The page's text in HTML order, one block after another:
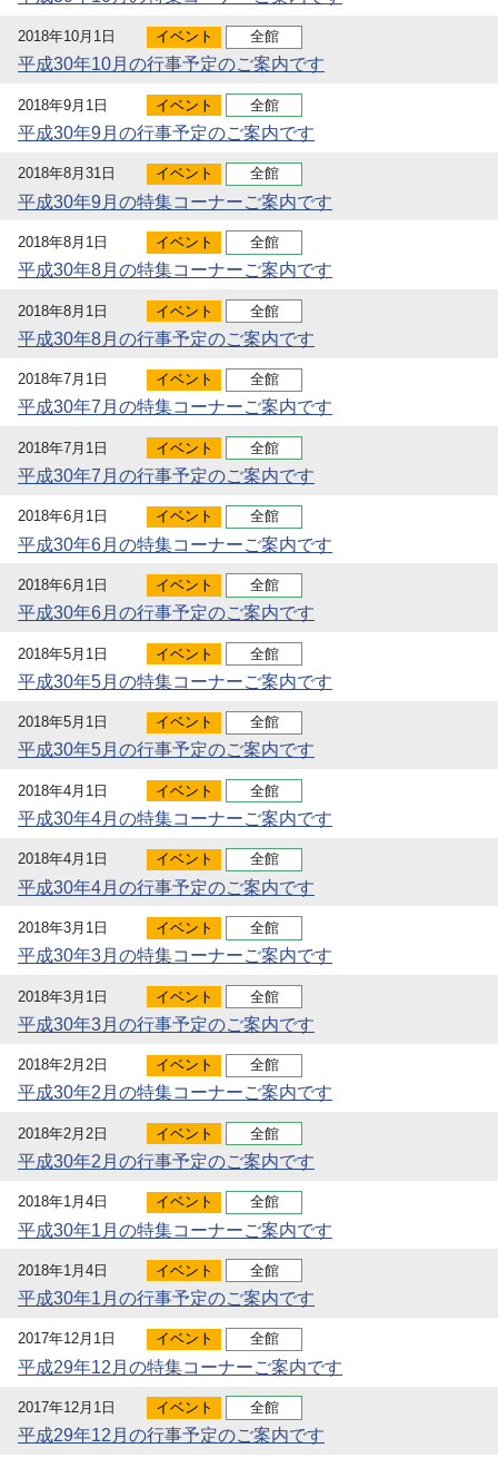
2018年10月1日 イベント 全館
平成30年10月の行事予定のご案内です
2018年9月1日 イベント 全館
平成30年9月の行事予定のご案内です
2018年8月31日 イベント 全館
平成30年9月の特集コーナーご案内です
2018年8月1日 イベント 全館
平成30年8月の特集コーナーご案内です
2018年8月1日 イベント 全館
平成30年8月の行事予定のご案内です
2018年7月1日 イベント 全館
平成30年7月の特集コーナーご案内です
2018年7月1日 イベント 全館
平成30年7月の行事予定のご案内です
2018年6月1日 イベント 全館
平成30年6月の特集コーナーご案内です
2018年6月1日 イベント 全館
平成30年6月の行事予定のご案内です
2018年5月1日 イベント 全館
平成30年5月の特集コーナーご案内です
2018年5月1日 イベント 全館
平成30年5月の行事予定のご案内です
2018年4月1日 イベント 全館
平成30年4月の特集コーナーご案内です
2018年4月1日 イベント 全館
平成30年4月の行事予定のご案内です
2018年3月1日 イベント 全館
平成30年3月の特集コーナーご案内です
2018年3月1日 イベント 全館
平成30年3月の行事予定のご案内です
2018年2月2日 イベント 全館
平成30年2月の特集コーナーご案内です
2018年2月2日 イベント 全館
平成30年2月の行事予定のご案内です
2018年1月4日 イベント 全館
平成30年1月の特集コーナーご案内です
2018年1月4日 イベント 全館
平成30年1月の行事予定のご案内です
2017年12月1日 イベント 全館
平成29年12月の特集コーナーご案内です
2017年12月1日 イベント 全館
平成29年12月の行事予定のご案内です